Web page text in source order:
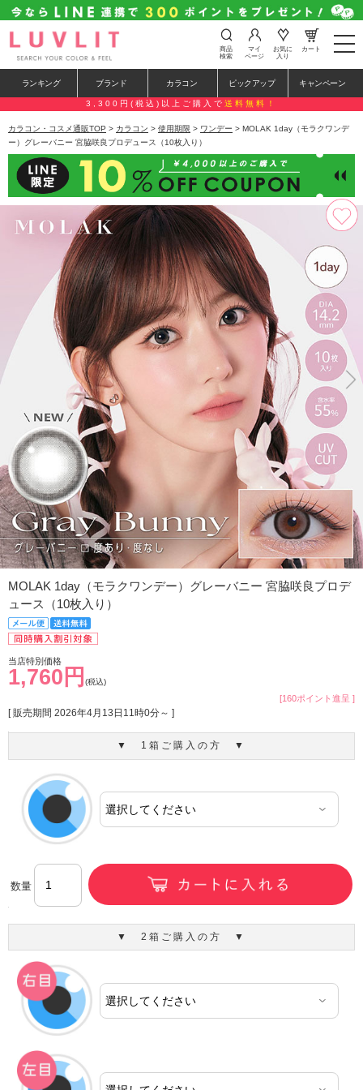
t
o
e
n
a
a
i
o
n
商品
検索
マイ
ページ
お気に
入り
カート
ランキング ブランド カラコン ピックアップ キャンペーン
3,300円(税込)以上ご購入で 送料無料！
カラコン・コスメ通販TOP > カラコン > 使用期限 > ワンデー > MOLAK 1day（モラクワンデ
ー）グレーバニー 宮脇咲良プロデュース（10枚入り）
MOLAK 1day（モラクワンデー）グレーバニー 宮脇咲良プロデ
ュース（10枚入り）
当店特別価格
1,760円 (税込)
[160ポイント進呈 ]
[ 販売期間 2026年4月13日11時0分～ ]
▼ 1箱ご購入の方 ▼
数量
▼ 2箱ご購入の方 ▼